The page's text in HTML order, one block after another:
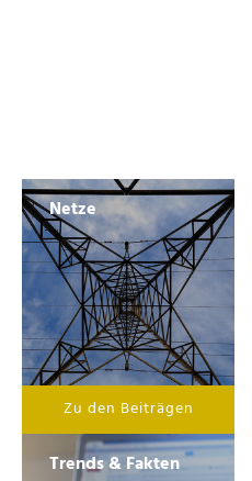
Netze
Zu den Beiträgen
Trends & Fakten